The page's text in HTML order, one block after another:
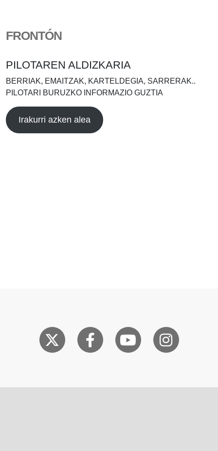
FRONTÓN
PILOTAREN ALDIZKARIA
BERRIAK, EMAITZAK, KARTELDEGIA, SARRERAK..
PILOTARI BURUZKO INFORMAZIO GUZTIA
Irakurri azken alea